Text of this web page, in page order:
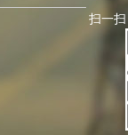
扫一扫，